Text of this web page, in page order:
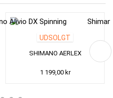
UDSOLGT
SHIMANO AERLEX
1 199,00 kr